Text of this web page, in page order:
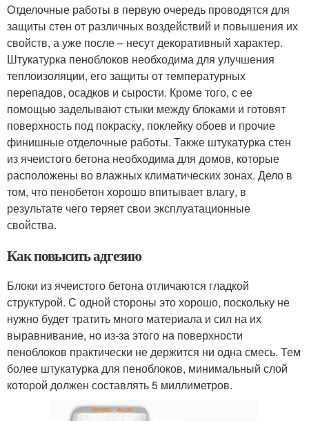
Отделочные работы в первую очередь проводятся для
защиты стен от различных воздействий и повышения их
свойств, а уже после – несут декоративный характер.
Штукатурка пеноблоков необходима для улучшения
теплоизоляции, его защиты от температурных
перепадов, осадков и сырости. Кроме того, с ее
помощью заделывают стыки между блоками и готовят
поверхность под покраску, поклейку обоев и прочие
финишные отделочные работы. Также штукатурка стен
из ячеистого бетона необходима для домов, которые
расположены во влажных климатических зонах. Дело в
том, что пенобетон хорошо впитывает влагу, в
результате чего теряет свои эксплуатационные
свойства.
Как повысить адгезию
Блоки из ячеистого бетона отличаются гладкой
структурой. С одной стороны это хорошо, поскольку не
нужно будет тратить много материала и сил на их
выравнивание, но из-за этого на поверхности
пеноблоков практически не держится ни одна смесь. Тем
более штукатурка для пеноблоков, минимальный слой
которой должен составлять 5 миллиметров.